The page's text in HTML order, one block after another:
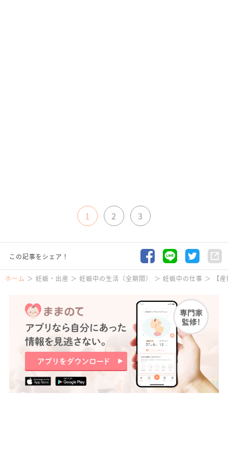
1 2 3
この記事をシェア！
ホーム 妊娠・出産 妊娠中の生活（全期間） 妊娠中の仕事 【